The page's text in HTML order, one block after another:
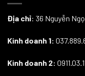
Địa chỉ: 36 Nguyễn
Kinh doanh 1:
Kinh doanh 2: